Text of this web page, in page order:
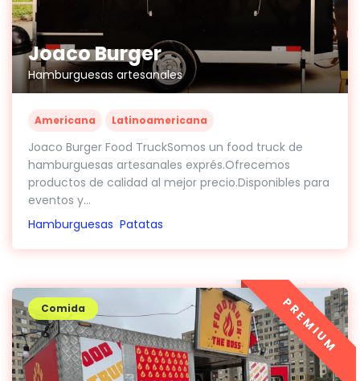
Joaco Burger
Hamburguesas artesanales
Americana Latinoamericana
Joaco Burger Food TruckSomos un food truck de
hamburguesas artesanales exprés.Ofrecemos
productos de calidad al mejor precio.Disponibles para
eventos y...
Hamburguesas Patatas
Comida PREMIUM